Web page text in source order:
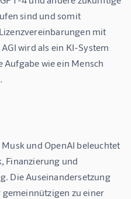
sind und somit
mit
wird als ein KI-System
wie ein Mensch
und OpenAI beleuchtet
Finanzierung und
Die Auseinandersetzung
zu einer